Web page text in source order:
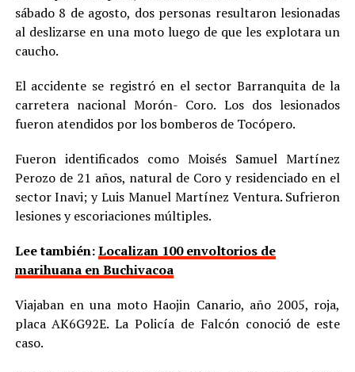
sábado 8 de agosto, dos personas resultaron lesionadas
al deslizarse en una moto luego de que les explotara un
caucho.
El accidente se registró en el sector Barranquita de la
carretera nacional Morón- Coro. Los dos lesionados
fueron atendidos por los bomberos de Tocópero.
Fueron identificados como Moisés Samuel Martínez
Perozo de 21 años, natural de Coro y residenciado en el
sector Inavi; y Luis Manuel Martínez Ventura. Sufrieron
lesiones y escoriaciones múltiples.
Lee también:Localizan 100 envoltorios de
marihuana en Buchivacoa
Viajaban en una moto Haojin Canario, año 2005, roja,
placa AK6G92E. La Policía de Falcón conoció de este
caso.